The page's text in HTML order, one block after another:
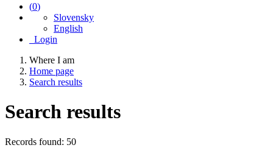
(0)
Slovensky
English
Login
Where I am
Home page
Search results
Search results
Records found: 50